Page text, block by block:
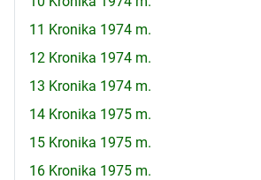
11 Kronika 1974 m.
12 Kronika 1974 m.
13 Kronika 1974 m.
14 Kronika 1975 m.
15 Kronika 1975 m.
16 Kronika 1975 m.